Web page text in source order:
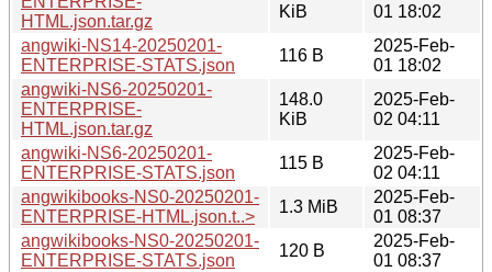
HTML.json.tar.gz
KiB
01 18:02
angwiki-NS14-20250201-
ENTERPRISE-STATS.json
116 B
2025-Feb-
01 18:02
angwiki-NS6-20250201-
ENTERPRISE-
HTML.json.tar.gz
148.0
KiB
2025-Feb-
02 04:11
angwiki-NS6-20250201-
ENTERPRISE-STATS.json
115 B
2025-Feb-
02 04:11
angwikibooks-NS0-20250201-
ENTERPRISE-HTML.json.t..>
1.3 MiB
2025-Feb-
01 08:37
angwikibooks-NS0-20250201-
ENTERPRISE-STATS.json
120 B
2025-Feb-
01 08:37